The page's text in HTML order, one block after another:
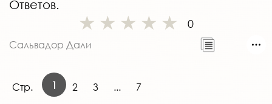
Ответов.
0
Сальвадор Дали
Стр. 1 2 3 ... 7